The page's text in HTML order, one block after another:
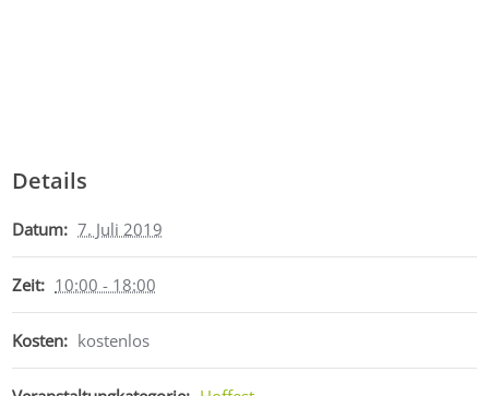
Details
Datum: 7. Juli 2019
Zeit: 10:00 - 18:00
Kosten: kostenlos